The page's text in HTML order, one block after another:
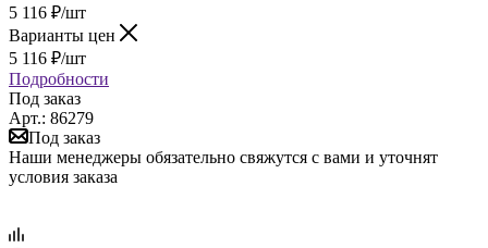
5 116 ₽/шт
Варианты цен
5 116 ₽/шт
Подробности
Под заказ
Арт.: 86279
Под заказ
Наши менеджеры обязательно свяжутся с вами и уточнят
условия заказа